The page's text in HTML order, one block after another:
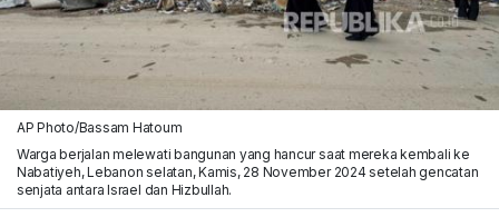
AP Photo/Bassam Hatoum
Warga berjalan melewati bangunan yang hancur saat mereka kembali ke
Nabatiyeh, Lebanon selatan, Kamis, 28 November 2024 setelah gencatan
senjata antara Israel dan Hizbullah.